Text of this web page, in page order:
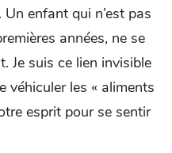
enfant qui n’est pas
années, ne se
Je suis ce lien invisible
véhiculer les « aliments
esprit pour se sentir